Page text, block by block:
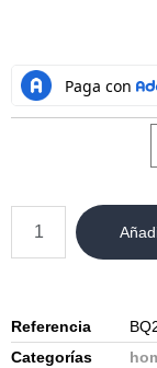
Referencia
Categorías